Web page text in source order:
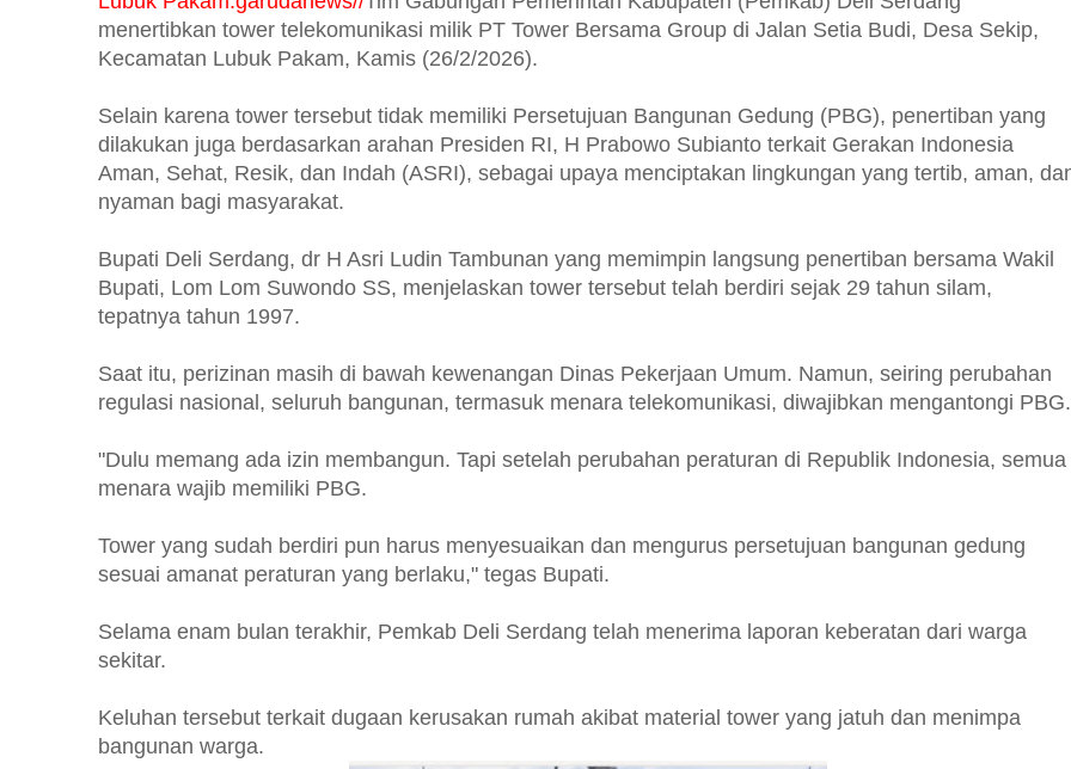
menertibkan tower telekomunikasi milik PT Tower Bersama Group di Jalan Setia Budi, Desa Sekip,
Kecamatan Lubuk Pakam, Kamis (26/2/2026).
Selain karena tower tersebut tidak memiliki Persetujuan Bangunan Gedung (PBG), penertiban yang
dilakukan juga berdasarkan arahan Presiden RI, H Prabowo Subianto terkait Gerakan Indonesia
Aman, Sehat, Resik, dan Indah (ASRI), sebagai upaya menciptakan lingkungan yang tertib, aman,
nyaman bagi masyarakat.
Bupati Deli Serdang, dr H Asri Ludin Tambunan yang memimpin langsung penertiban bersama Wakil
Bupati, Lom Lom Suwondo SS, menjelaskan tower tersebut telah berdiri sejak 29 tahun silam,
tepatnya tahun 1997.
Saat itu, perizinan masih di bawah kewenangan Dinas Pekerjaan Umum. Namun, seiring perubahan
regulasi nasional, seluruh bangunan, termasuk menara telekomunikasi, diwajibkan mengantongi PBG.
"Dulu memang ada izin membangun. Tapi setelah perubahan peraturan di Republik Indonesia, semua
menara wajib memiliki PBG.
Tower yang sudah berdiri pun harus menyesuaikan dan mengurus persetujuan bangunan gedung
sesuai amanat peraturan yang berlaku," tegas Bupati.
Selama enam bulan terakhir, Pemkab Deli Serdang telah menerima laporan keberatan dari warga
sekitar.
Keluhan tersebut terkait dugaan kerusakan rumah akibat material tower yang jatuh dan menimpa
bangunan warga.